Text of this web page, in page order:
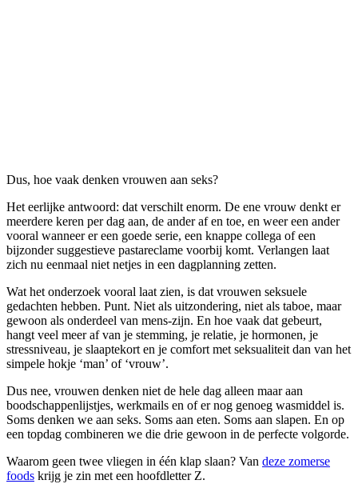
Dus, hoe vaak denken vrouwen aan seks?
Het eerlijke antwoord: dat verschilt enorm. De ene vrouw denkt er
meerdere keren per dag aan, de ander af en toe, en weer een ander
vooral wanneer er een goede serie, een knappe collega of een
bijzonder suggestieve pastareclame voorbij komt. Verlangen laat
zich nu eenmaal niet netjes in een dagplanning zetten.
Wat het onderzoek vooral laat zien, is dat vrouwen seksuele
gedachten hebben. Punt. Niet als uitzondering, niet als taboe, maar
gewoon als onderdeel van mens-zijn. En hoe vaak dat gebeurt,
hangt veel meer af van je stemming, je relatie, je hormonen, je
stressniveau, je slaaptekort en je comfort met seksualiteit dan van het
simpele hokje ‘man’ of ‘vrouw’.
Dus nee, vrouwen denken niet de hele dag alleen maar aan
boodschappenlijstjes, werkmails en of er nog genoeg wasmiddel is.
Soms denken we aan seks. Soms aan eten. Soms aan slapen. En op
een topdag combineren we die drie gewoon in de perfecte volgorde.
Waarom geen twee vliegen in één klap slaan? Van deze zomerse
foods krijg je zin met een hoofdletter Z.